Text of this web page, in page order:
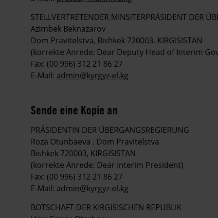
STELLVERTRETENDER MINSITERPRÄSIDENT DER
Azimbek Beknazarov
Dom Pravitelstva, Bishkek 720003, KIRGISISTAN
(korrekte Anrede: Dear Deputy Head of Interim
Fax: (00 996) 312 21 86 27
E-Mail: admin@kyrgyz-el.kg
Sende eine Kopie an
PRÄSIDENTIN DER ÜBERGANGSREGIERUNG
Roza Otunbaeva , Dom Pravitelstva
Bishkek 720003, KIRGISISTAN
(korrekte Anrede: Dear Interim President)
Fax: (00 996) 312 21 86 27
E-Mail: admin@kyrgyz-el.kg
BOTSCHAFT DER KIRGISISCHEN REPUBLIK